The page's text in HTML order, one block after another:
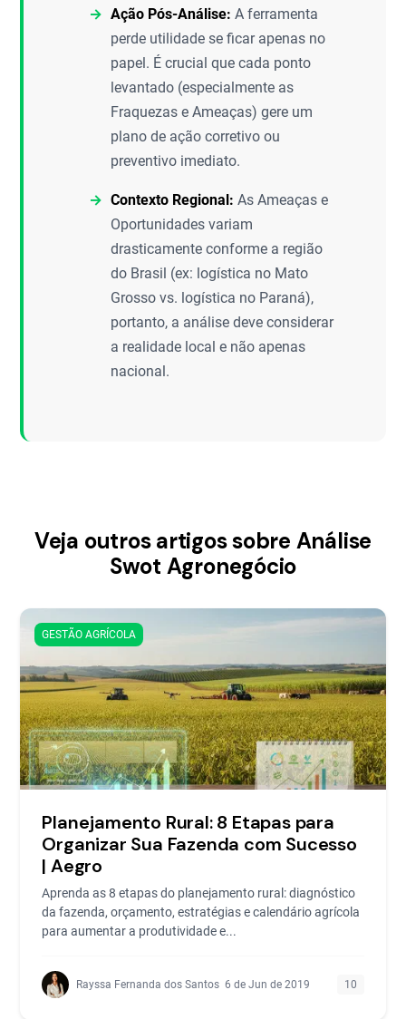
Ação Pós-Análise: A ferramenta
perde utilidade se ficar apenas no
papel. É crucial que cada ponto
levantado (especialmente as
Fraquezas e Ameaças) gere um
plano de ação corretivo ou
preventivo imediato.
Contexto Regional: As Ameaças e
Oportunidades variam
drasticamente conforme a região
do Brasil (ex: logística no Mato
Grosso vs. logística no Paraná),
portanto, a análise deve considerar
a realidade local e não apenas
nacional.
Veja outros artigos sobre Análise
Swot Agronegócio
GESTÃO AGRÍCOLA
Planejamento Rural: 8 Etapas para
Organizar Sua Fazenda com Sucesso
| Aegro
Aprenda as 8 etapas do planejamento rural: diagnóstico
da fazenda, orçamento, estratégias e calendário agrícola
para aumentar a produtividade e...
Rayssa Fernanda dos Santos 6 de Jun de 2019 10